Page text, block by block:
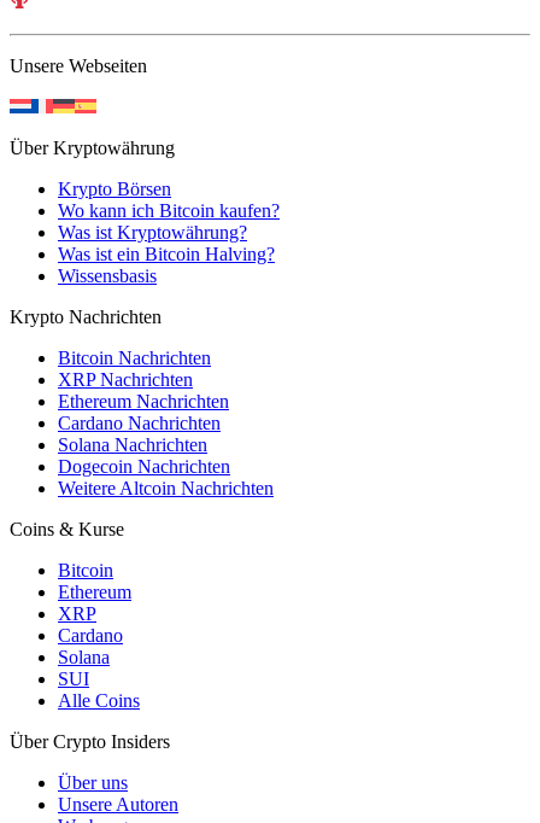
Unsere Webseiten
Über Kryptowährung
Krypto Börsen
Wo kann ich Bitcoin kaufen?
Was ist Kryptowährung?
Was ist ein Bitcoin Halving?
Wissensbasis
Krypto Nachrichten
Bitcoin Nachrichten
XRP Nachrichten
Ethereum Nachrichten
Cardano Nachrichten
Solana Nachrichten
Dogecoin Nachrichten
Weitere Altcoin Nachrichten
Coins & Kurse
Bitcoin
Ethereum
XRP
Cardano
Solana
SUI
Alle Coins
Über Crypto Insiders
Über uns
Unsere Autoren